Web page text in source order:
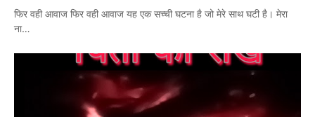
फिर वही आवाज फिर वही आवाज यह एक सच्ची घटना है जो मेरे साथ घटी है। मेरा
ना…